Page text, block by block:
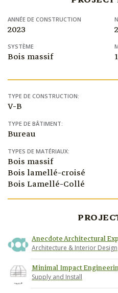
ANNÉE DE CONSTRUCTION
2023 2
SYSTÈME
Bois massif
TYPE DE CONSTRUCTION:
V-B
TYPE DE BÂTIMENT:
Bureau
TYPES DE MATÉRIAUX:
Bois massif
Bois lamellé-croisé
Bois Lamellé-Collé
Anecdote Architectural
Architecture & Interior Design
Minimal Impact
Supply and Install